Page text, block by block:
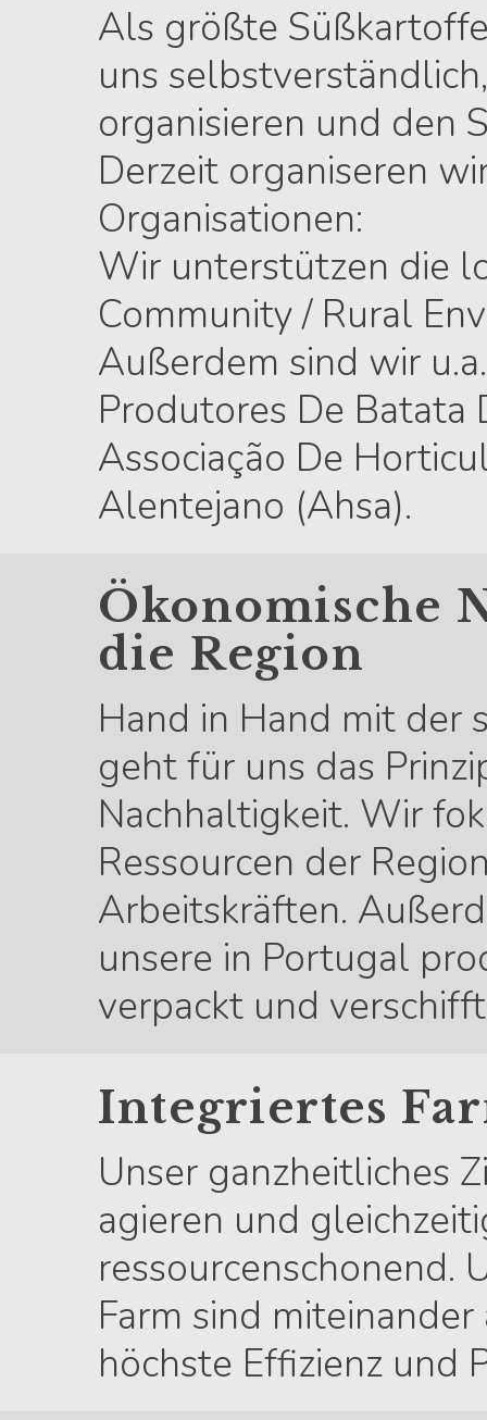
Als größte
uns
organisieren und den
Derzeit organiseren
Organisationen:
Wir unterstützen die
Community / Rural
Außerdem sind wir
Produtores De Batata
Associação De
Alentejano (Ahsa).
Ökonomische
die Region
Hand in Hand mit der
geht für uns das
Nachhaltigkeit. Wir
Ressourcen der
Arbeitskräften.
unsere in Portugal
verpackt und
Integriertes
Unser ganzheitliches
agieren und
ressourcenschonend.
Farm sind
höchste Effizienz und